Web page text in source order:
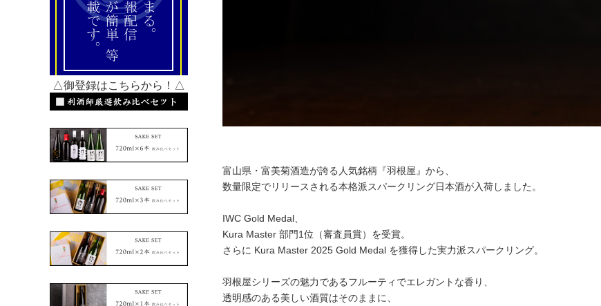
富山県・富美菊酒造が誇る人気銘柄『羽根屋』から、
数量限定でリリースされる本格派スパークリング日本酒が入荷しました。
IWC Gold Medal、
Kura Master 部門1位（審査員賞）を受賞。
さらに Kura Master 2025 Gold Medal を獲得した実力派スパークリング。
羽根屋シリーズの魅力であるフルーティでエレガントな香り、
透明感のある美しい酒質はそのままに、
△御登録はこちらから！△